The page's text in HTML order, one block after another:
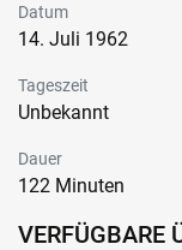
Datum
14. Juli 1962
Tageszeit
Unbekannt
Dauer
122 Minuten
VERFÜGBARE